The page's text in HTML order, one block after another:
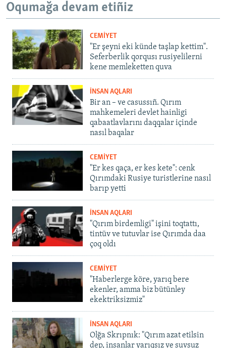
Oqumağa devam etiñiz
CEMİYET
"Er şeyni eki künde taşlap kettim".
Seferberlik qorqusı rusiyelilerni
kene memleketten quva
İNSAN AQLARI
Bir an – ve casussıñ. Qırım
mahkemeleri devlet hainligi
qabaatlavlarını daqqalar içinde
nasıl baqalar
CEMİYET
"Er kes qaça, er kes kete": cenk
Qırımdaki Rusiye turistlerine nasıl
barıp yetti
İNSAN AQLARI
"Qırım birdemligi" işini toqtattı,
tintüv ve tutuvlar ise Qırımda daa
çoq oldı
CEMİYET
"Haberlerge köre, yarıq bere
ekenler, amma biz bütünley
ekektriksizmiz"
İNSAN AQLARI
Olğa Skrıpnık: "Qırım azat etilsin
dep, insanlar yarıqsız ve suvsuz